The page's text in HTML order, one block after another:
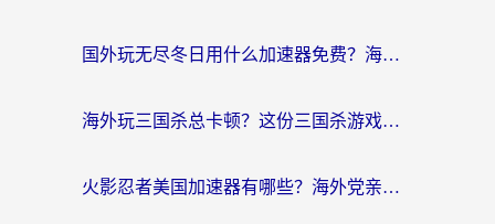
国外玩无尽冬日用什么加速器免费？海外党国服游戏加速避坑指南
海外玩三国杀总卡顿？这份三国杀游戏加速器指南帮你告别延迟烦恼
火影忍者美国加速器有哪些？海外党亲测的国服游戏加速全攻略（含菲律宾玩三国之刃守望黎明技巧）